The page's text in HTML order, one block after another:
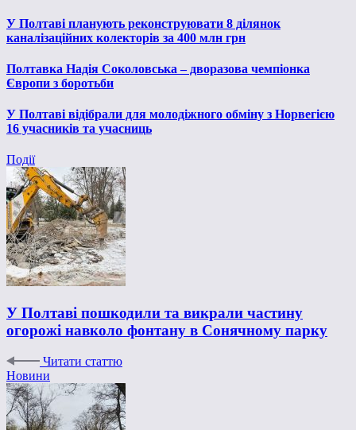
У Полтаві планують реконструювати 8 ділянок
каналізаційних колекторів за 400 млн грн
Полтавка Надія Соколовська – дворазова чемпіонка
Європи з боротьби
У Полтаві відібрали для молодіжного обміну з Норвегією
16 учасників та учасниць
Події
У Полтаві пошкодили та викрали частину
огорожі навколо фонтану в Сонячному парку
Читати статтю
Новини